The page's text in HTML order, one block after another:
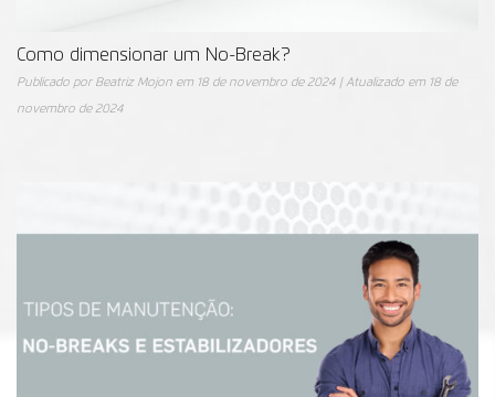
Como dimensionar um No-Break?
Publicado por Beatriz Mojon em 18 de novembro de 2024 | Atualizado em 18 de
novembro de 2024